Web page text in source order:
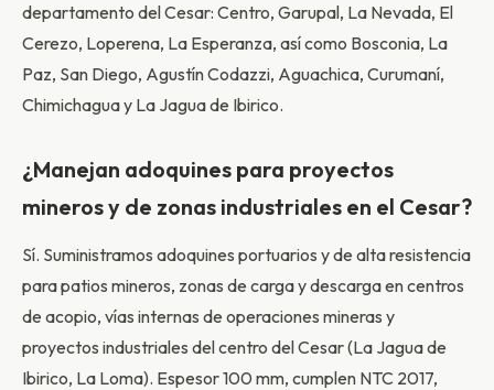
departamento del Cesar: Centro, Garupal, La Nevada, El
Cerezo, Loperena, La Esperanza, así como Bosconia, La
Paz, San Diego, Agustín Codazzi, Aguachica, Curumaní,
Chimichagua y La Jagua de Ibirico.
¿Manejan adoquines para proyectos
mineros y de zonas industriales en el Cesar?
Sí. Suministramos adoquines portuarios y de alta resistencia
para patios mineros, zonas de carga y descarga en centros
de acopio, vías internas de operaciones mineras y
proyectos industriales del centro del Cesar (La Jagua de
Ibirico, La Loma). Espesor 100 mm, cumplen NTC 2017,